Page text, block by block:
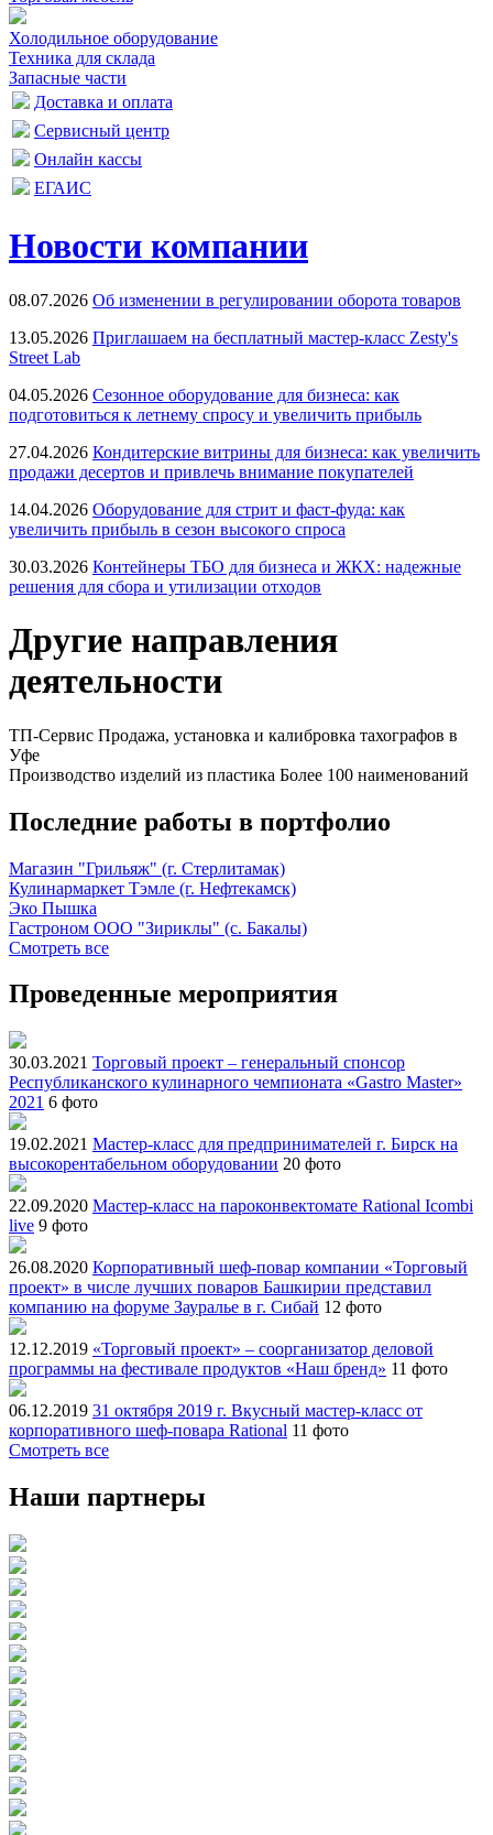
Холодильное оборудование
Техника для склада
Запасные части
Доставка и оплата
Сервисный центр
Онлайн кассы
ЕГАИС
Новости компании
08.07.2026 Об изменении в регулировании оборота товаров
13.05.2026 Приглашаем на бесплатный мастер-класс Zesty's
Street Lab
04.05.2026 Сезонное оборудование для бизнеса: как
подготовиться к летнему спросу и увеличить прибыль
27.04.2026 Кондитерские витрины для бизнеса: как увеличить
продажи десертов и привлечь внимание покупателей
14.04.2026 Оборудование для стрит и фаст-фуда: как
увеличить прибыль в сезон высокого спроса
30.03.2026 Контейнеры ТБО для бизнеса и ЖКХ: надежные
решения для сбора и утилизации отходов
Другие направления
деятельности
ТП-Сервис Продажа, установка и калибровка тахографов в
Уфе
Производство изделий из пластика Более 100 наименований
Последние работы в портфолио
Магазин "Грильяж" (г. Стерлитамак)
Кулинармаркет Тэмле (г. Нефтекамск)
Эко Пышка
Гастроном ООО "Зириклы" (с. Бакалы)
Смотреть все
Проведенные мероприятия
30.03.2021 Торговый проект – генеральный спонсор
Республиканского кулинарного чемпионата «Gastro Master»
2021 6 фото
19.02.2021 Мастер-класс для предпринимателей г. Бирск на
высокорентабельном оборудовании 20 фото
22.09.2020 Мастер-класс на пароконвектомате Rational Icombi
live 9 фото
26.08.2020 Корпоративный шеф-повар компании «Торговый
проект» в числе лучших поваров Башкирии представил
компанию на форуме Зауралье в г. Сибай 12 фото
12.12.2019 «Торговый проект» – соорганизатор деловой
программы на фестивале продуктов «Наш бренд» 11 фото
06.12.2019 31 октября 2019 г. Вкусный мастер-класс от
корпоративного шеф-повара Rational 11 фото
Смотреть все
Наши партнеры